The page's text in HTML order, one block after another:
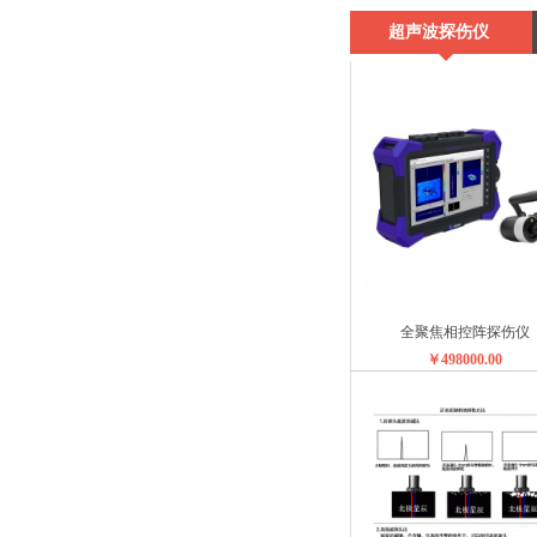
超声波探伤仪
全聚焦相控阵探伤仪
￥498000.00